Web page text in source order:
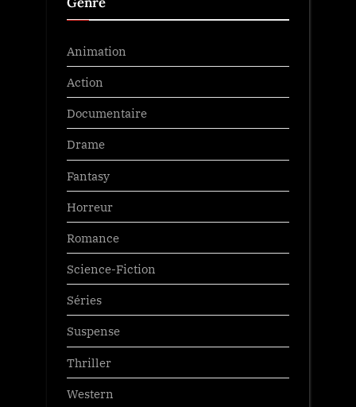
Animation
Action
Documentaire
Drame
Fantasy
Horreur
Romance
Science-Fiction
Séries
Suspense
Thriller
Western